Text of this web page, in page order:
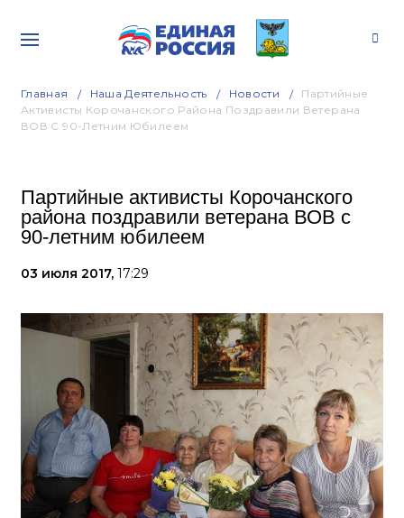
Главная Наша Деятельность Новости
Партийные
Активисты Корочанского Района Поздравили Ветерана
ВОВ С 90-Летним Юбилеем
Партийные активисты Корочанского
района поздравили ветерана ВОВ с
90-летним юбилеем
03 июля 2017, 17:29